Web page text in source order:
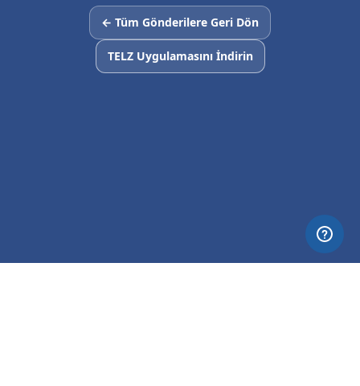
← Tüm Gönderilere Geri Dön
TELZ Uygulamasını İndirin